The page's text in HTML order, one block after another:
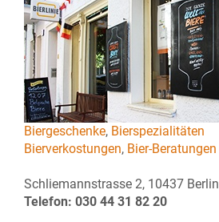
Biergeschenke, Bierspezialitäten
Bierverkostungen, Bier-Beratungen
Schliemannstrasse 2, 10437 Berlin
Telefon: 030 44 31 82 20